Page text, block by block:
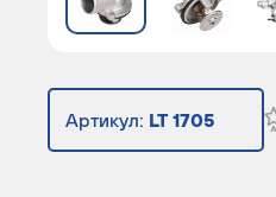
Артикул: LT 1705